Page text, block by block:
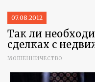
07.08.2012
Так ли
сделках с
МОШЕННИЧЕСТВО